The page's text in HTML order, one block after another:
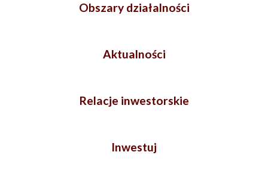
Obszary działalności
Aktualności
Relacje inwestorskie
Inwestuj